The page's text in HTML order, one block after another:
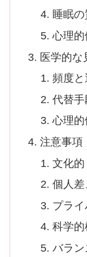
睡眠の
心理的
医学的な
頻度と
代替
心理
注意事項
文化的
個人
プラ
科学
バラ